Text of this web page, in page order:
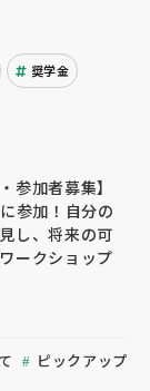
奨学金
参加者募集】
参加！自分の
し、将来の可
ークショップ
ピックアップ